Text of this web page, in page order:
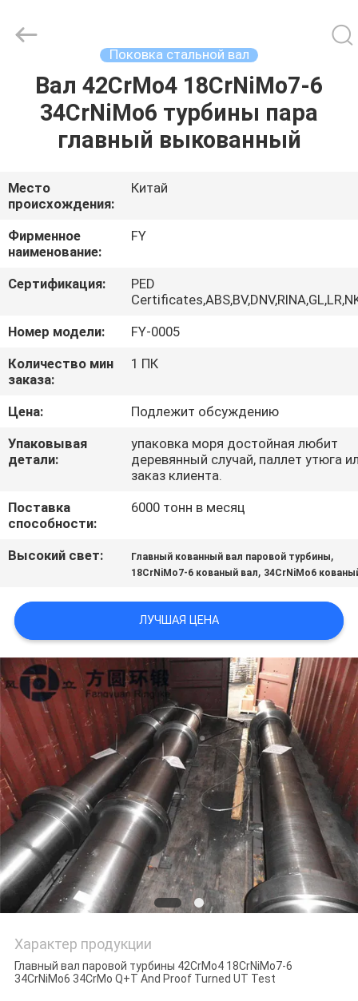
ДОМ
ПРОДУКТЫ
РОЛИКИ
О
НАС
ФАБРИКИ
КАЧЕСТВА
СВЯЖИТЕСЬ
МЫ
НОВОСТИ
СПРОСИТЕ
ЦИТАТУ
КАРТА
САЙТА
PRIVACY
POLICY
Flange
Поковка стальной вал
Вал 42CrMo4 18CrNiMo7-6
34CrNiMo6 турбины пара
главный выкованный
Место
происхождения:
Китай
Фирменное
наименование:
FY
Сертификация:
PED
Номер модели:
FY-0005
Количество мин
заказа:
1 ПК
Цена:
Подлежит обсуждению
Упаковывая
детали:
упаковка моря достойная любит
деревянный случай, паллет утюга
заказ клиента.
Поставка
способности:
6000 тонн в месяц
Высокий свет: Главный кованный вал паровой турбины,
18CrNiMo7-6 кованый вал, 34CrNiMo6
ЛУЧШАЯ ЦЕНА
Характер продукции
Главный вал паровой турбины 42CrMo4 18CrNiMo7-6
34CrNiMo6 34CrMo Q+T And Proof Turned UT Test